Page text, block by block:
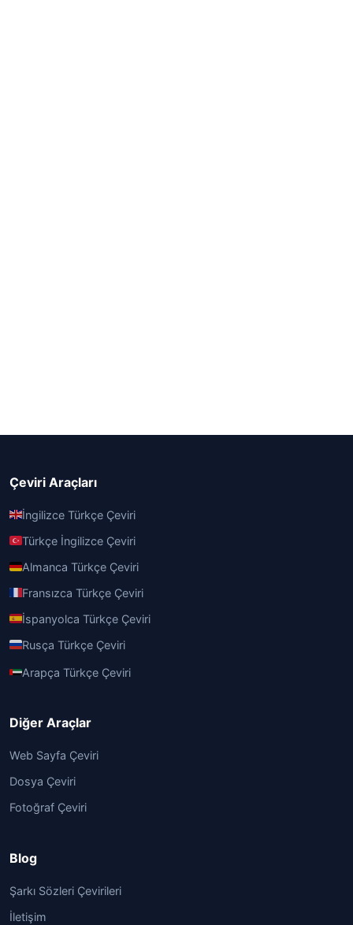
Çeviri Araçları
İngilizce Türkçe Çeviri
Türkçe İngilizce Çeviri
Almanca Türkçe Çeviri
Fransızca Türkçe Çeviri
İspanyolca Türkçe Çeviri
Rusça Türkçe Çeviri
Arapça Türkçe Çeviri
Diğer Araçlar
Web Sayfa Çeviri
Dosya Çeviri
Fotoğraf Çeviri
Blog
Şarkı Sözleri Çevirileri
İletişim